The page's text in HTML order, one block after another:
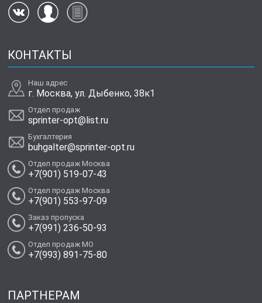
КОНТАКТЫ
Наш адрес
г. Москва, ул. Дыбенко, 38к1
Отдел продаж
sprinter-opt@list.ru
Бухгалтерия
buhgalter@sprinter-opt.ru
Отдел продаж Москва
+7(901) 519-07-43
Отдел продаж Москва
+7(901) 553-97-09
Заказ пропуска
+7(991) 236-50-93
Отдел продаж МО
+7(993) 891-75-80
ПАРТНЕРАМ